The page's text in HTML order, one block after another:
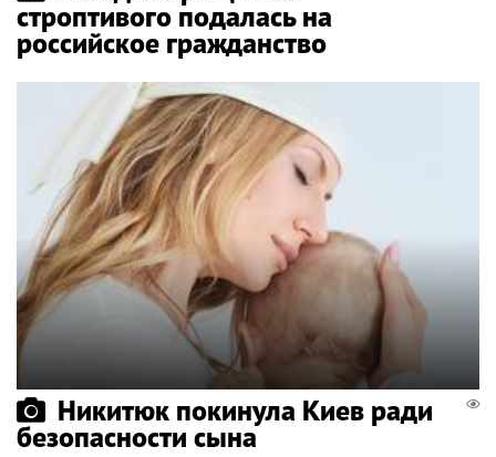
строптивого подалась на
российское гражданство
Никитюк покинула Киев ради
безопасности сына